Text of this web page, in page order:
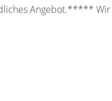
Angebot.*****